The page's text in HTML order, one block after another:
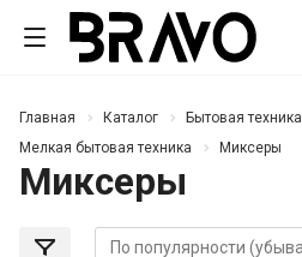
Главная Каталог
Бытовая техника
Мелкая бытовая техника
Миксеры
Миксеры